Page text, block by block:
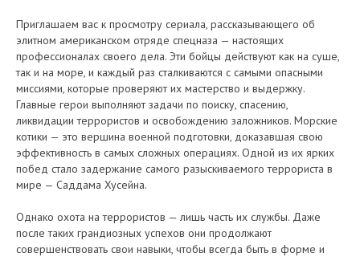
Приглашаем вас к просмотру сериала, рассказывающего об
элитном американском отряде спецназа — настоящих
профессионалах своего дела. Эти бойцы действуют как на суше,
так и на море, и каждый раз сталкиваются с самыми опасными
миссиями, которые проверяют их мастерство и выдержку.
Главные герои выполняют задачи по поиску, спасению,
ликвидации террористов и освобождению заложников. Морские
котики — это вершина военной подготовки, доказавшая свою
эффективность в самых сложных операциях. Одной из их ярких
побед стало задержание самого разыскиваемого террориста в
мире — Саддама Хусейна.
Однако охота на террористов — лишь часть их службы. Даже
после таких грандиозных успехов они продолжают
совершенствовать свои навыки, чтобы всегда быть в форме и